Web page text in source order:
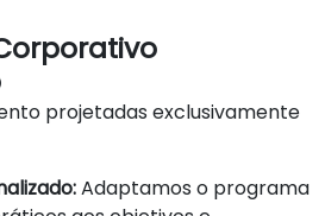
projetadas exclusivamente
Adaptamos o programa